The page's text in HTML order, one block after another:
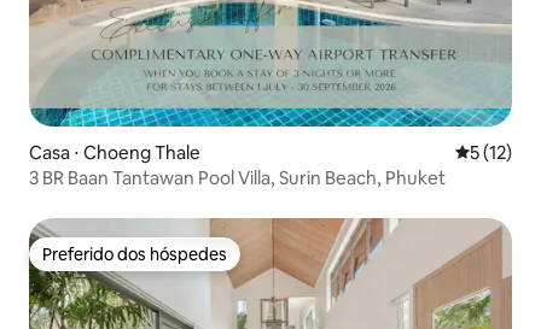
Casa ⋅ Choeng Thale 5 de uma
5 (12)
3 BR Baan Tantawan Pool Villa, Surin Beach, Phuket
Preferido dos hóspedes
Preferido dos hóspedes